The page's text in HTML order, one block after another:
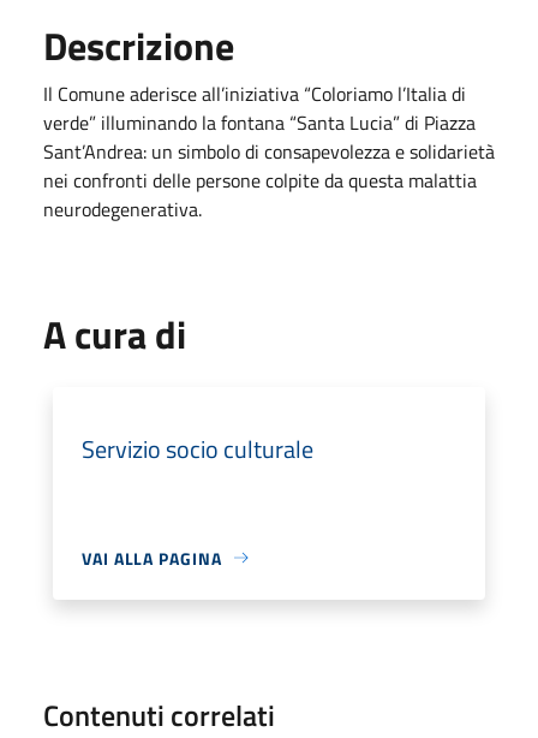
Descrizione
Il Comune aderisce all’iniziativa “Coloriamo l’Italia di
verde” illuminando la fontana “Santa Lucia” di Piazza
Sant’Andrea: un simbolo di consapevolezza e solidarietà
nei confronti delle persone colpite da questa malattia
neurodegenerativa.
A cura di
Servizio socio culturale
VAI ALLA PAGINA
Contenuti correlati